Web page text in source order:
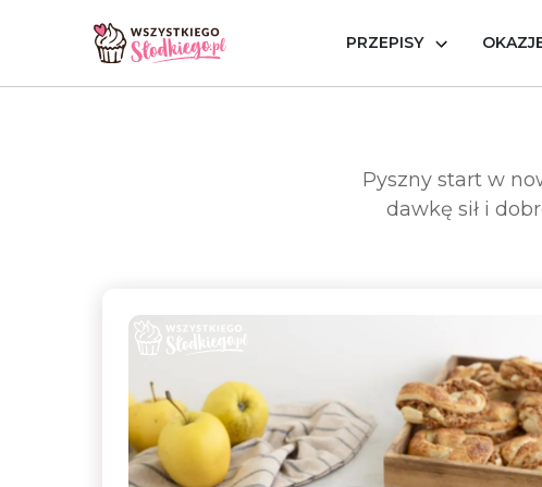
PRZEPISY
Strona główna Okazje Słodkie śniadania
Pyszny start w
dawkę sił i